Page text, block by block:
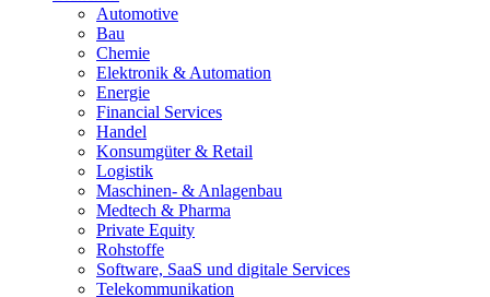
Automotive
Bau
Chemie
Elektronik & Automation
Energie
Financial Services
Handel
Konsumgüter & Retail
Logistik
Maschinen- & Anlagenbau
Medtech & Pharma
Private Equity
Rohstoffe
Software, SaaS und digitale Services
Telekommunikation